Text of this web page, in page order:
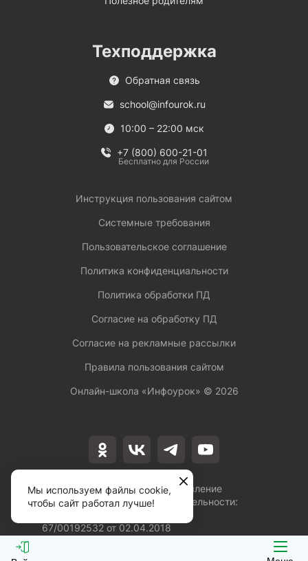
Лицензия на осуществление
образовательной деятельности:
67/00192532 от 02.04.2018
Техподдержка
Обратная связь
school@infourok.ru
10:00 – 22:00 мск
+7 (800) 600-21-01
Бесплатно для России
Инструкция пользования сайтом
Системные требования
Пользовательское соглашение
Политика конфиденциальности
Политика обработки ПД
Согласие на обработку ПД
Согласие на рекламные рассылки
Правила пользования сайтом
Онлайн-школа «Инфоурок» © 2026
Мы используем файлы cookie,
чтобы сайт работал лучше!